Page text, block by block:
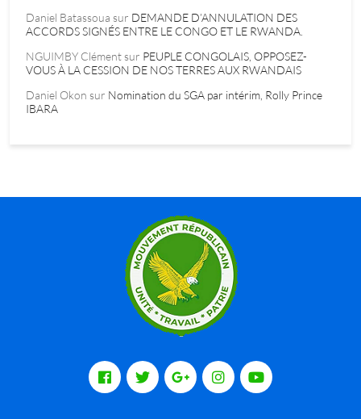
Daniel Batassoua sur DEMANDE D’ANNULATION DES
ACCORDS SIGNÉS ENTRE LE CONGO ET LE RWANDA.
NGUIMBY Clément sur PEUPLE CONGOLAIS, OPPOSEZ-
VOUS À LA CESSION DE NOS TERRES AUX RWANDAIS
Daniel Okon sur Nomination du SGA par intérim, Rolly Prince
IBARA